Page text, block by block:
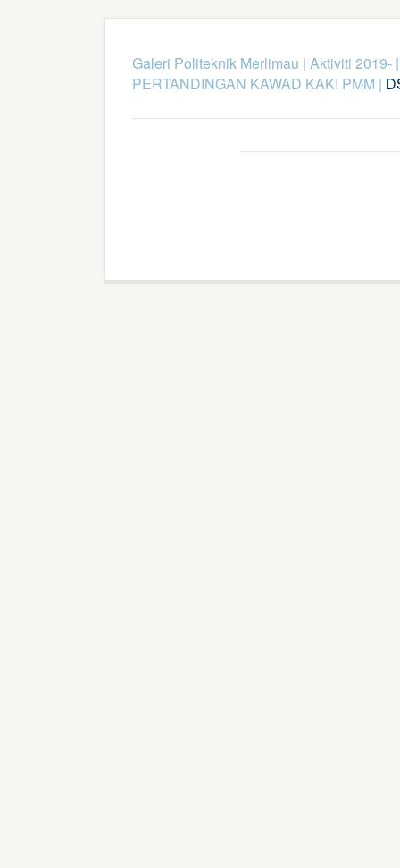
Galeri Politeknik Merlimau | Aktiviti 2019-
PERTANDINGAN KAWAD KAKI PMM |